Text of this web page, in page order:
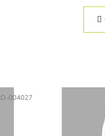
004027